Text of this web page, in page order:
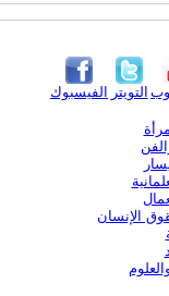
الفيسبوك التويتر
الإنسان